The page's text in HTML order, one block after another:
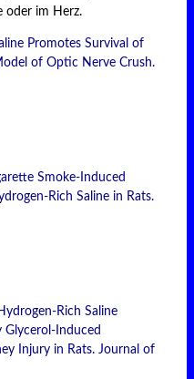
oder im Herz.
Promotes Survival of
of Optic Nerve Crush.
Smoke-Induced
Rich Saline in Rats.
Rich Saline
Glycerol-Induced
Injury in Rats. Journal of